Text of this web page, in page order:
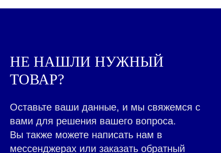
НЕ НАШЛИ НУЖНЫЙ
ТОВАР?
Оставьте ваши данные, и мы свяжемся с
вами для решения вашего вопроса.
Вы также можете написать нам в
мессенджерах или заказать обратный
РАБОТАЕМ ДЛЯ ЛЮДЕЙ,
ВСЕ ТОВАРЫ КАТАЛОГА
НАВЕРХ